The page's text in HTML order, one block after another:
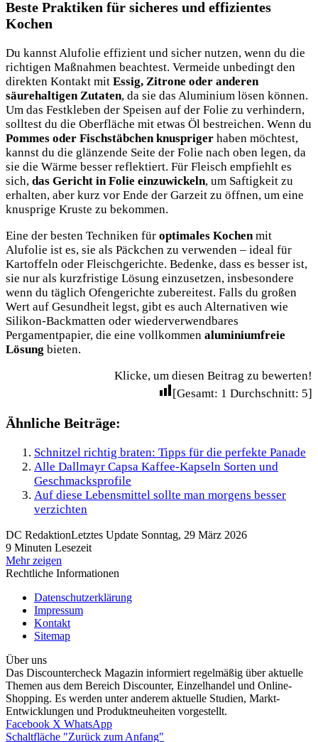
Beste Praktiken für sicheres und effizientes
Kochen
Du kannst Alufolie effizient und sicher nutzen, wenn du die
richtigen Maßnahmen beachtest. Vermeide unbedingt den
direkten Kontakt mit Essig, Zitrone oder anderen
säurehaltigen Zutaten, da sie das Aluminium lösen können.
Um das Festkleben der Speisen auf der Folie zu verhindern,
solltest du die Oberfläche mit etwas Öl bestreichen. Wenn du
Pommes oder Fischstäbchen knuspriger haben möchtest,
kannst du die glänzende Seite der Folie nach oben legen, da
sie die Wärme besser reflektiert. Für Fleisch empfiehlt es
sich, das Gericht in Folie einzuwickeln, um Saftigkeit zu
erhalten, aber kurz vor Ende der Garzeit zu öffnen, um eine
knusprige Kruste zu bekommen.
Eine der besten Techniken für optimales Kochenmit
Alufolie ist es, sie als Päckchen zu verwenden – ideal für
Kartoffeln oder Fleischgerichte. Bedenke, dass es besser ist,
sie nur als kurzfristige Lösung einzusetzen, insbesondere
wenn du täglich Ofengerichte zubereitest. Falls du großen
Wert auf Gesundheit legst, gibt es auch Alternativen wie
Silikon-Backmatten oder wiederverwendbares
Pergamentpapier, die eine vollkommen aluminiumfreie
Lösung bieten.
Klicke, um diesen Beitrag zu bewerten!
[Gesamt: 1 Durchschnitt: 5]
Ähnliche Beiträge:
Schnitzel richtig braten: Tipps für die perfekte Panade
Alle Dallmayr Capsa Kaffee-Kapseln Sorten und
Geschmacksprofile
Auf diese Lebensmittel sollte man morgens besser
verzichten
DC RedaktionLetztes Update Sonntag, 29 März 2026
9 Minuten Lesezeit
Mehr zeigen
Rechtliche Informationen
Datenschutzerklärung
Impressum
Kontakt
Sitemap
Über uns
Das Discountercheck Magazin informiert regelmäßig über aktuelle
Themen aus dem Bereich Discounter, Einzelhandel und Online-
Shopping. Es werden unter anderem aktuelle Studien, Markt-
Entwicklungen und Produktneuheiten vorgestellt.
Facebook X WhatsApp
Schaltfläche "Zurück zum Anfang"